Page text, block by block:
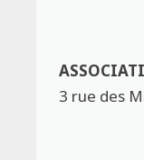
3 rue des